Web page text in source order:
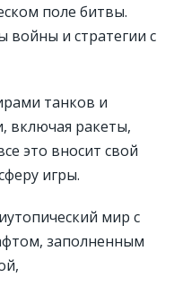
поле битвы.
войны и стратегии с
танков и
включая ракеты,
это вносит свой
игры.
мир с
заполненным